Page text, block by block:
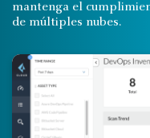
mantenga el
de múltiples nubes.